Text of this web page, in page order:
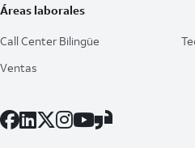
Áreas laborales
Call Center Bilingüe
Ventas